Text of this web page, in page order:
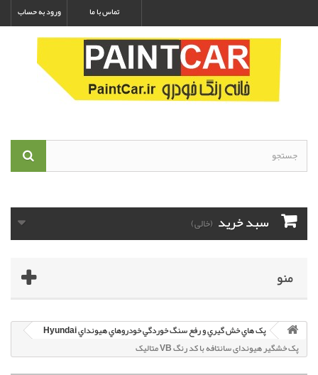
ورود به حساب تماس با ما
سبد خرید (خالی)
منو
پک هاي خش گيري و رفع سنگ خوردگي خودروهاي هيونداي Hyundai
پک خشگير هیوندای سانتافه با کد رنگ VB متاليک